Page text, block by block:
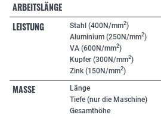
ARBEITSLÄNGE
LEISTUNG Stahl (400N/mm2)
Aluminium (250N/mm2)
VA (600N/mm2)
Kupfer (300N/mm2)
Zink (150N/mm2)
MASSE
Länge
Tiefe (nur die Maschine)
Gesamthöhe